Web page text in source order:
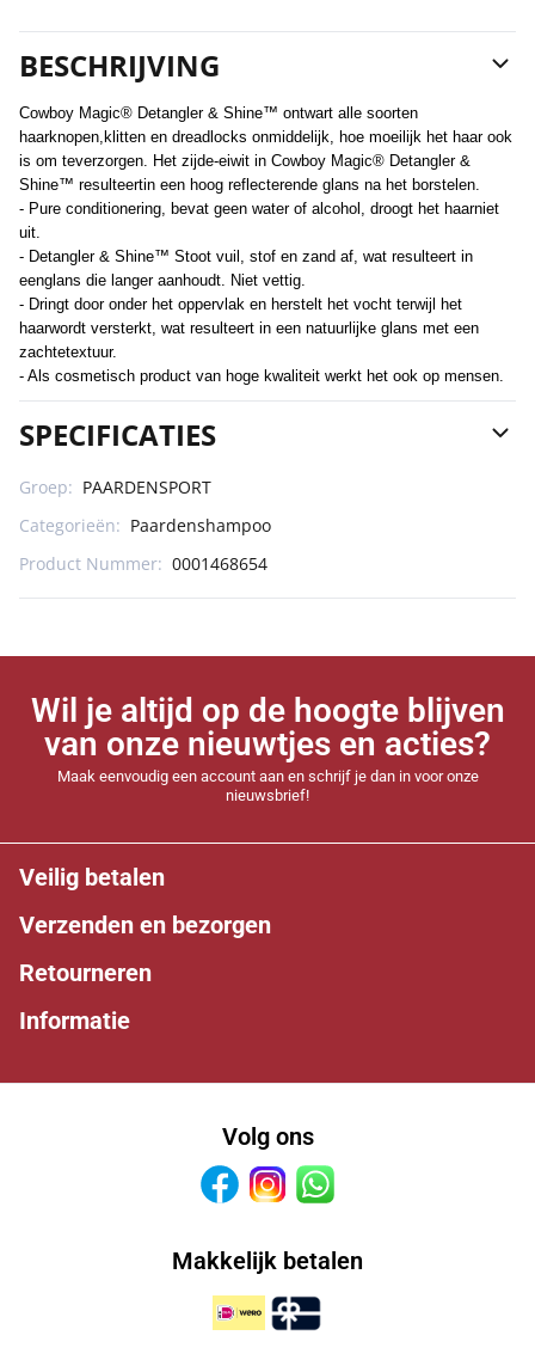
BESCHRIJVING
Cowboy Magic® Detangler & Shine™ ontwart alle soorten
haarknopen,klitten en dreadlocks onmiddelijk, hoe moeilijk het haar ook
is om teverzorgen. Het zijde-eiwit in Cowboy Magic® Detangler &
Shine™ resulteertin een hoog reflecterende glans na het borstelen.
- Pure conditionering, bevat geen water of alcohol, droogt het haarniet
uit.
- Detangler & Shine™ Stoot vuil, stof en zand af, wat resulteert in
eenglans die langer aanhoudt. Niet vettig.
- Dringt door onder het oppervlak en herstelt het vocht terwijl het
haarwordt versterkt, wat resulteert in een natuurlijke glans met een
zachtetextuur.
- Als cosmetisch product van hoge kwaliteit werkt het ook op mensen.
SPECIFICATIES
Groep: PAARDENSPORT
Categorieën: Paardenshampoo
Product Nummer: 0001468654
Wil je altijd op de hoogte blijven
van onze nieuwtjes en acties?
Maak eenvoudig een account aan en schrijf je dan in voor onze
nieuwsbrief!
Veilig betalen
Verzenden en bezorgen
Retourneren
Informatie
Volg ons
FacebookInstagram
Makkelijk betalen